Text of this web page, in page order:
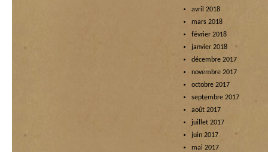
avril 2018
mars 2018
février 2018
janvier 2018
décembre 2017
novembre 2017
octobre 2017
septembre 2017
août 2017
juillet 2017
juin 2017
mai 2017